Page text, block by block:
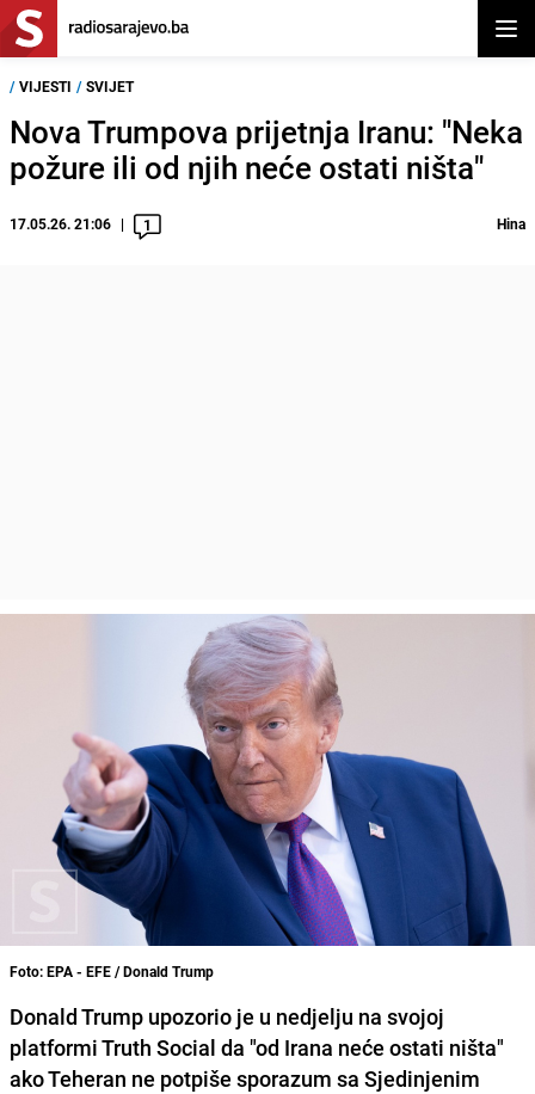
/ VIJESTI / SVIJET
Nova Trumpova prijetnja Iranu: "Neka
požure ili od njih neće ostati ništa"
17.05.26. 21:06 1 Hina
Foto: EPA - EFE / Donald Trump
Donald Trump upozorio je u nedjelju na svojoj
platformi Truth Social da "od Irana neće ostati ništa"
ako Teheran ne potpiše sporazum sa Sjedinjenim